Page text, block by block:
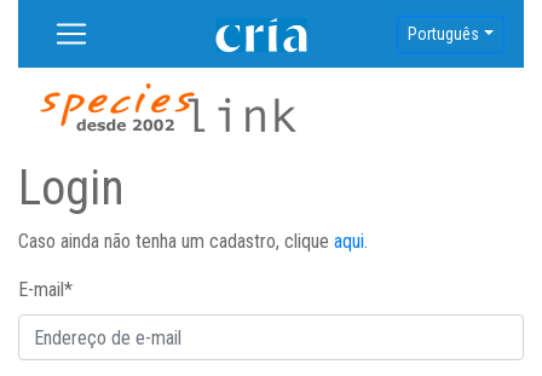
Português
Login
Caso ainda não tenha um cadastro, clique aqui.
E-mail*